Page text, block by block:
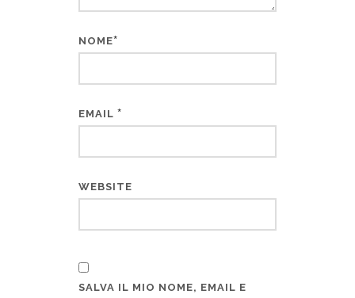
NOME*
EMAIL *
WEBSITE
SALVA IL MIO NOME, EMAIL E